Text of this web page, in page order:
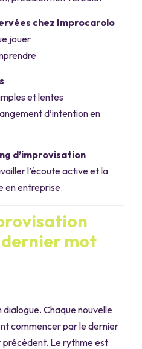
chez Improcarolo
jouer
et lentes
d’intention en
d’improvisation
l’écoute active et la
en entreprise.
mot
Chaque nouvelle
commencer par le dernier
Le rythme est